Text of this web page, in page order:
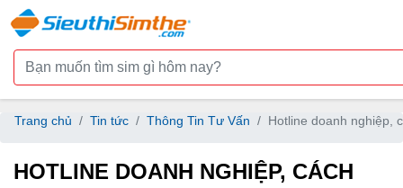
Trang chủ Tin tức Thông Tin Tư Vấn Hotline doanh nghiệp,
HOTLINE DOANH NGHIỆP, CÁCH